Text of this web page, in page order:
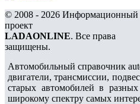
© 2008 - 2026 Информационный
проект
LADAONLINE. Все права
защищены.
Автомобильный справочник
двигатели, трансмиссии,
старых автомобилей в
широкому спектру самых